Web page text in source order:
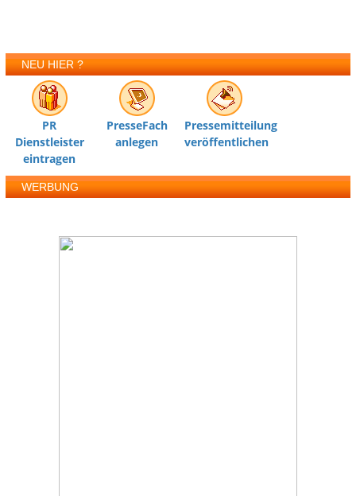
NEU HIER ?
PR
Dienstleister
eintragen
PresseFach
anlegen
Pressemitteilung
veröffentlichen
WERBUNG